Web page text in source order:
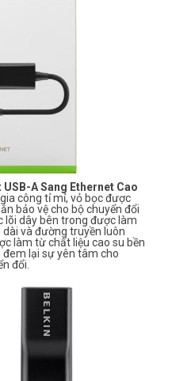
A Sang Ethernet Cao
công tỉ mỉ, vỏ bọc được
bảo vệ cho bộ chuyển đổi
lõi dây bên trong được làm
và đường truyền luôn
làm từ chất liệu cao su bền
lại sự yên tâm cho
đổi.